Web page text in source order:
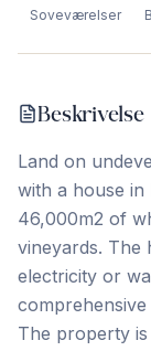
Soveværelser
Beskrivelse
Land on
with a house
46,000m2 of
vineyards. The
electricity or
The ‌property